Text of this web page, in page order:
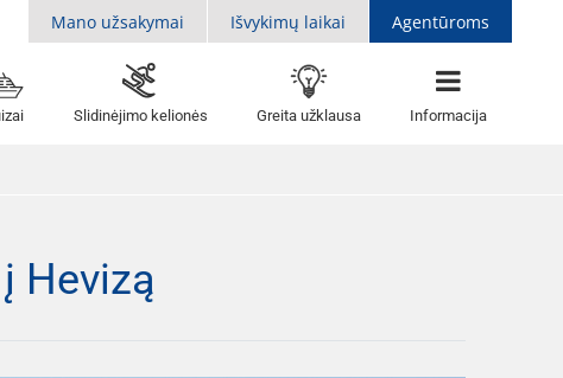
Mano užsakymai Išvykimų laikai Agentūroms
Slidinėjimo kelionės Greita užklausa Informacija
Hevizą